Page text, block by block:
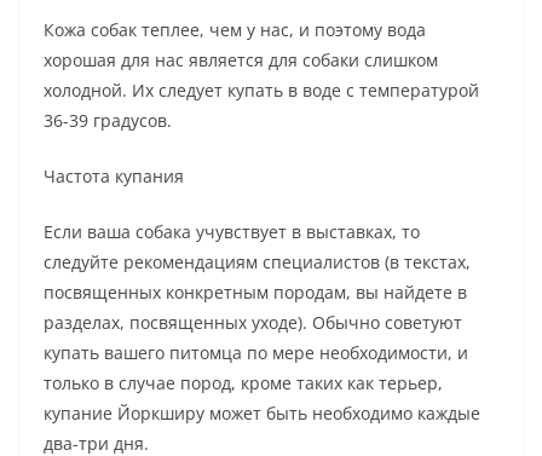
Кожа собак теплее, чем у нас, и поэтому вода
хорошая для нас является для собаки слишком
холодной. Их следует купать в воде с температурой
36-39 градусов.
Частота купания
Если ваша собака учувствует в выставках, то
следуйте рекомендациям специалистов (в текстах,
посвященных конкретным породам, вы найдете в
разделах, посвященных уходе). Обычно советуют
купать вашего питомца по мере необходимости, и
только в случае пород, кроме таких как терьер,
купание Йоркширу может быть необходимо каждые
два-три дня.